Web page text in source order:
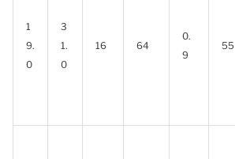
1
9.
0
3
1.
0
16 64
0.
9
55